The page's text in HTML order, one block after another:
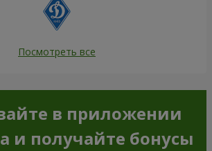
Посмотреть все
в приложении
и получайте бонусы